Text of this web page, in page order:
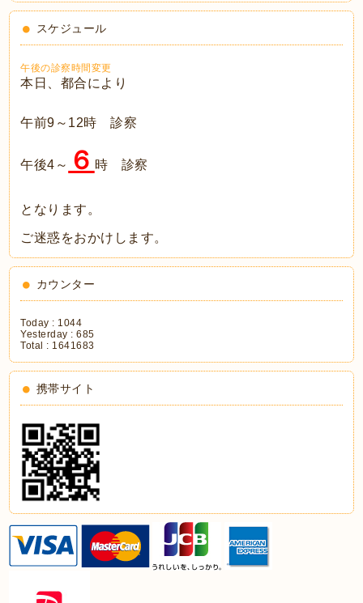
スケジュール
午後の診察時間変更
本日、都合により
午前9～12時 診察
午後4～ ６ 時 診察
となります。
ご迷惑をおかけします。
カウンター
Today : 1044
Yesterday :685
Total : 1641683
携帯サイト